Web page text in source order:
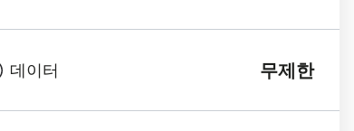
데이터 무제한